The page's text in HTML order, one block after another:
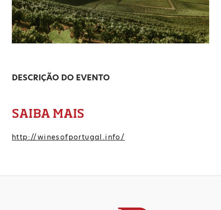
DESCRIÇÃO DO EVENTO
SAIBA MAIS
http://winesofportugal.info/